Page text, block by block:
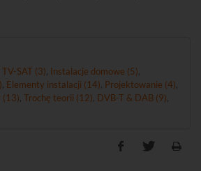
SAT (3) Instalacje domowe (5)
Elementy instalacji (14) Projektowanie (4)
(13) Trochę teorii (12) DVB-T & DAB (9)